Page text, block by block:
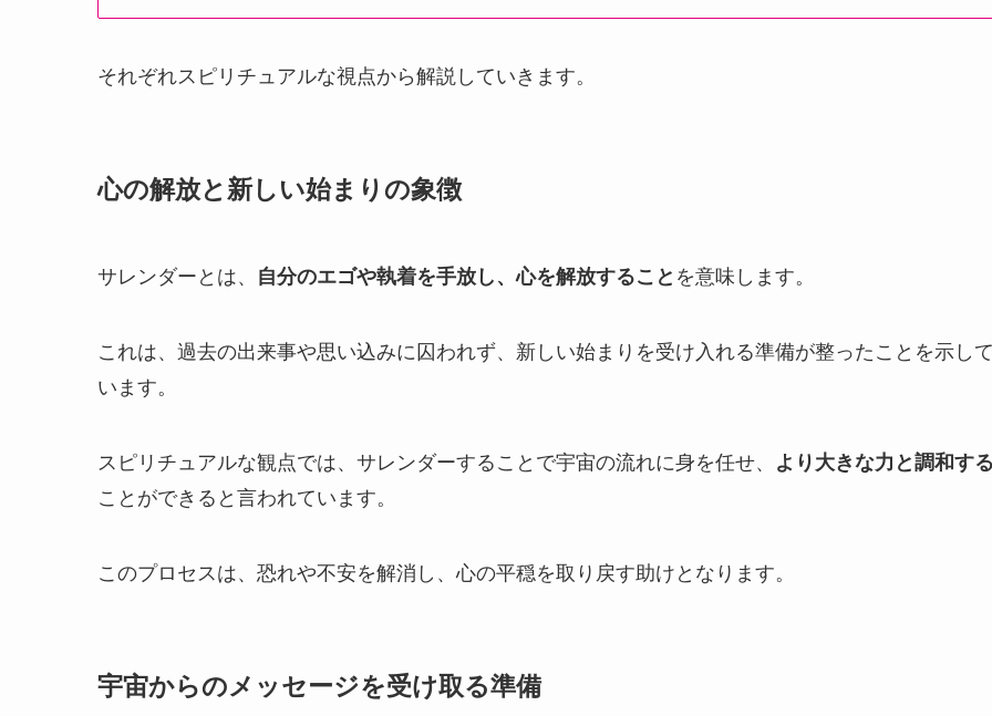
それぞれスピリチュアルな視点から解説していきます。
心の解放と新しい始まりの象徴
サレンダーとは、 自分のエゴや執着を手放し、心を解放すること を意味します。
これは、過去の出来事や思い込みに囚われず、新しい始まりを受け入れる準備が整ったことを示し
います。
スピリチュアルな観点では、サレンダーすることで宇宙の流れに身を任せ、 より大きな力と調和す
ことができると言われています。
このプロセスは、恐れや不安を解消し、心の平穏を取り戻す助けとなります。
宇宙からのメッセージを受け取る準備